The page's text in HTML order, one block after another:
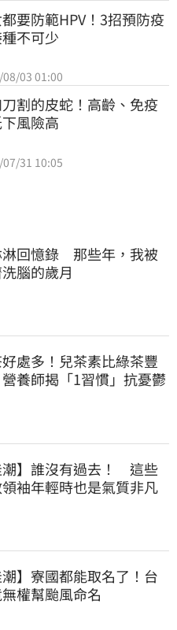
要防範HPV！3招預防疫
不可少
03 01:00
割的皮蛇！高齡、免疫
風險高
31 10:05
淋回憶錄 那些年，我被
腦的歲月
處多！兒茶素比綠茶豐
養師揭「1習慣」抗憂鬱
潮】誰沒有過去！ 這些
袖年輕時也是氣質非凡
潮】寮國都能取名了！台
權幫颱風命名